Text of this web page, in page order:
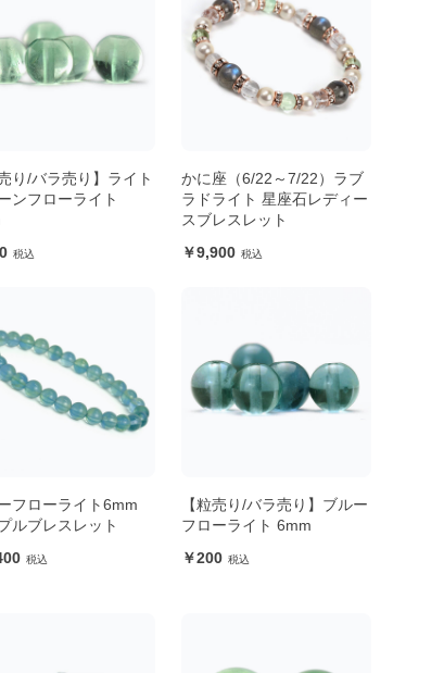
売り/バラ売り】ライト
ンフローライト
かに座（6/22～7/22）ラブ
ラドライト 星座石レディー
スブレスレット
9,900
フローライト6mm
ルブレスレット
【粒売り/バラ売り】ブルー
フローライト 6mm
200